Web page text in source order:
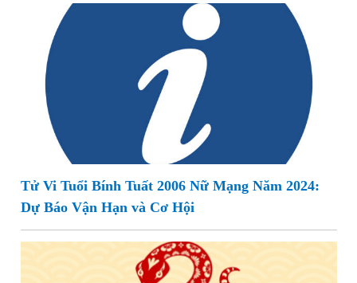
Tử Vi Tuổi Bính Tuất 2006 Nữ Mạng Năm 2024:
Dự Báo Vận Hạn và Cơ Hội